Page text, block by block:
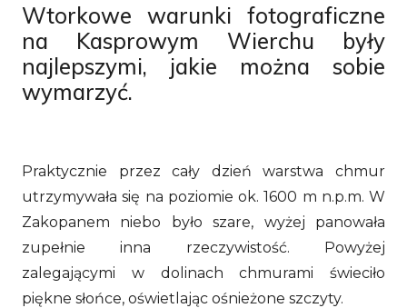
Wtorkowe warunki fotograficzne
na Kasprowym Wierchu były
najlepszymi, jakie można sobie
wymarzyć.
Praktycznie przez cały dzień warstwa chmur
utrzymywała się na poziomie ok. 1600 m n.p.m. W
Zakopanem niebo było szare, wyżej panowała
zupełnie inna rzeczywistość. Powyżej
zalegającymi w dolinach chmurami świeciło
piękne słońce, oświetlając ośnieżone szczyty.